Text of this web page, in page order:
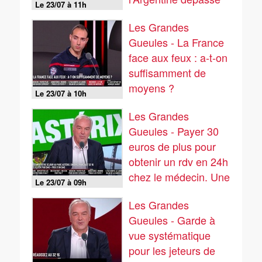
Le 23/07 à 11h
signatures. Pret à la
signer ?
Le 23/07 à 10h
Les Grandes
Gueules - La France
face aux feux : a-t-on
suffisamment de
moyens ?
Le 23/07 à 09h
Les Grandes
Gueules - Payer 30
euros de plus pour
obtenir un rdv en 24h
chez le médecin. Une
vitesses ?
Les Grandes
Gueules - Garde à
vue systématique
pour les jeteurs de